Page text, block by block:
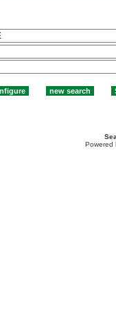
Powered